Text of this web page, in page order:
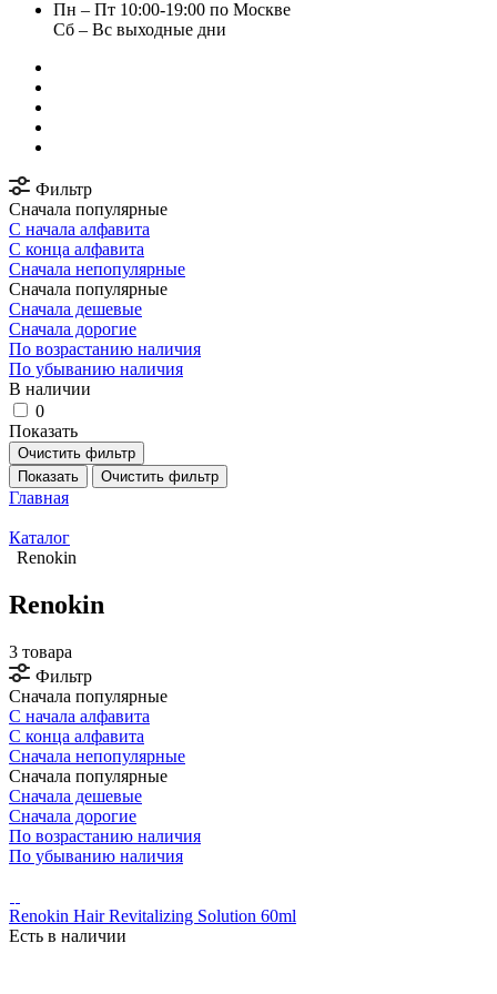
Пн – Пт 10:00-19:00 по Москве
Сб – Вс выходные дни
Фильтр
Сначала популярные
С начала алфавита
С конца алфавита
Сначала непопулярные
Сначала популярные
Сначала дешевые
Сначала дорогие
По возрастанию наличия
По убыванию наличия
В наличии
0
Показать
Очистить фильтр
Показать
Очистить фильтр
Главная
Каталог
Renokin
Renokin
3 товара
Фильтр
Сначала популярные
С начала алфавита
С конца алфавита
Сначала непопулярные
Сначала популярные
Сначала дешевые
Сначала дорогие
По возрастанию наличия
По убыванию наличия
Renokin Hair Revitalizing Solution 60ml
Есть в наличии